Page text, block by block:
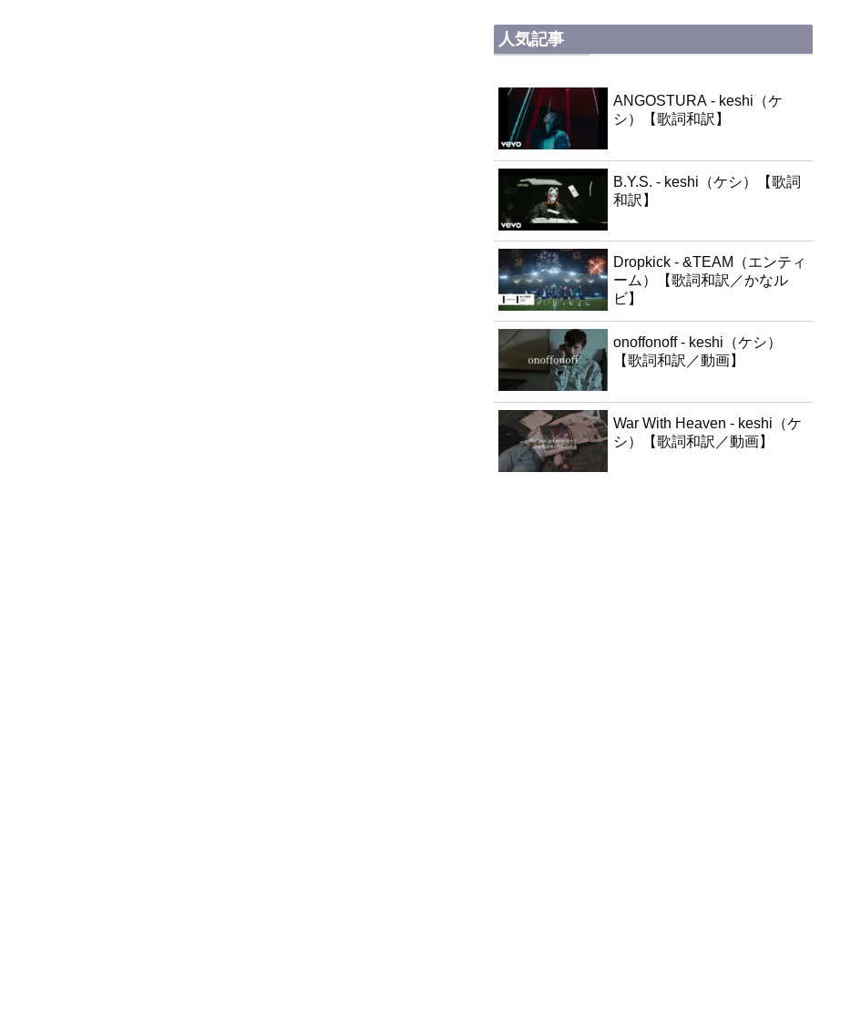
人気記事
ANGOSTURA - keshi（ケ
シ）【歌詞和訳】
B.Y.S. - keshi（ケシ）【歌詞
和訳】
Dropkick - &TEAM（エンティ
ーム）【歌詞和訳／かなル
ビ】
onoffonoff - keshi（ケシ）
【歌詞和訳／動画】
War With Heaven - keshi（ケ
シ）【歌詞和訳／動画】